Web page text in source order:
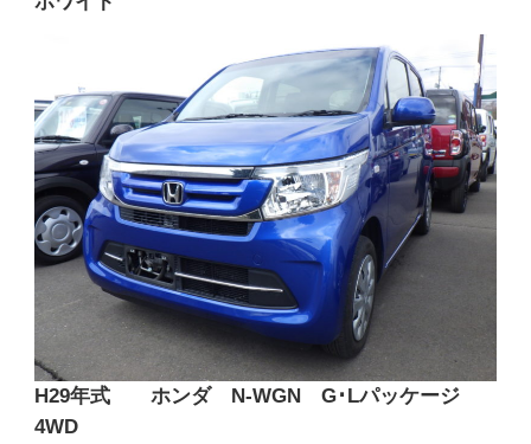
H29年式 ホンダ N-WGN G･Lパッケージ
4WD